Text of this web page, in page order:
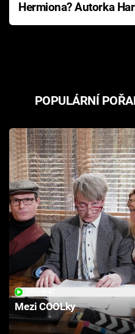
Hermiona? Autorka
Pottera přišla s ráznou
POPULÁRNÍ
Mezi COOLky